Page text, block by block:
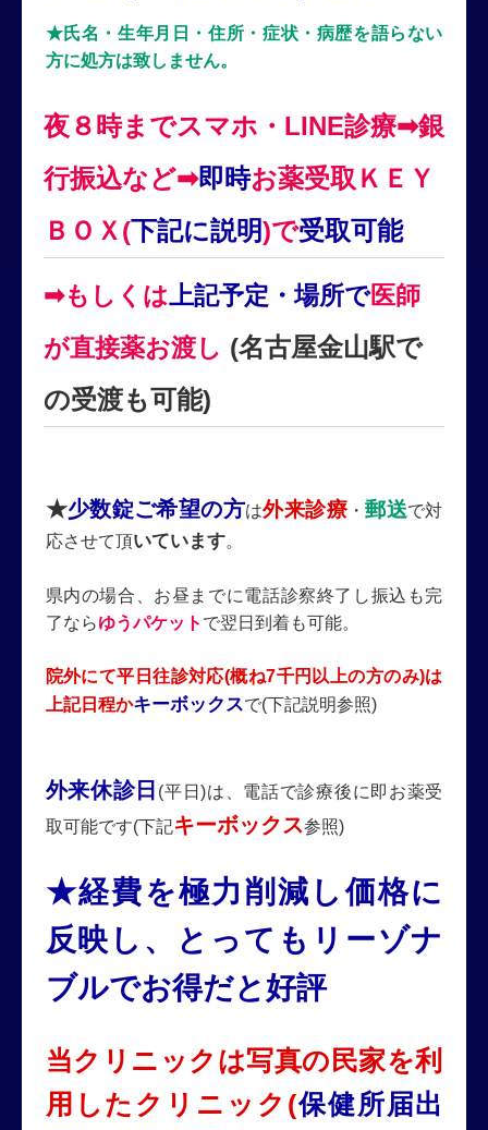
★氏名・生年月日・住所・症状・病歴を語らない
方に処方は致しません。
夜８時までスマホ・LINE診療➡銀
行振込など➡即時お薬受取ＫＥＹ
ＢＯＸ(下記に説明)で受取可能
➡もしくは上記予定・場所で医師
が直接薬お渡し (名古屋金山駅で
の受渡も可能)
★少数錠ご希望の方は外来診療・郵送で対
応させて頂いています。
県内の場合、お昼までに電話診察終了し振込も完
了ならゆうパケット で翌日到着も可能。
院外にて平日往診対応(概ね7千円以上の方のみ)は
上記日程かキーボックスで(下記説明参照)
外来休診日 (平日)は、電話で診療後に即お薬受
取可能です(下記キーボックス参照)
★経費を極力削減し価格に
反映し、とってもリーゾナ
ブルでお得だと好評
当クリニックは写真の民家を利
用したクリニック(保健所届出